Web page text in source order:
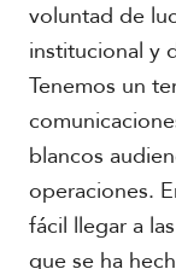
voluntad de
institucional y
Tenemos un
blancos
operaciones.
fácil llegar a
que se ha